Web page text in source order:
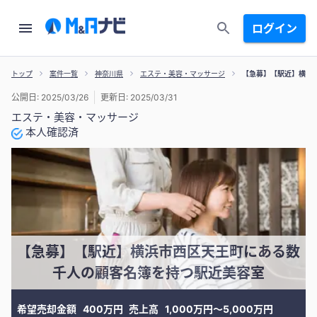
ログイン
トップ 案件一覧 神奈川県 エステ・美容・マッサージ 【急募】【駅近】横
エステ・美容・マッサージ
本人確認済
公開日: 2025/03/26 更新日: 2025/03/31
【急募】【駅近】横浜市西区天王町にある数
千人の顧客名簿を持つ駅近美容室
希望売却金額 400万円 売上高 1,000万円〜5,000万円